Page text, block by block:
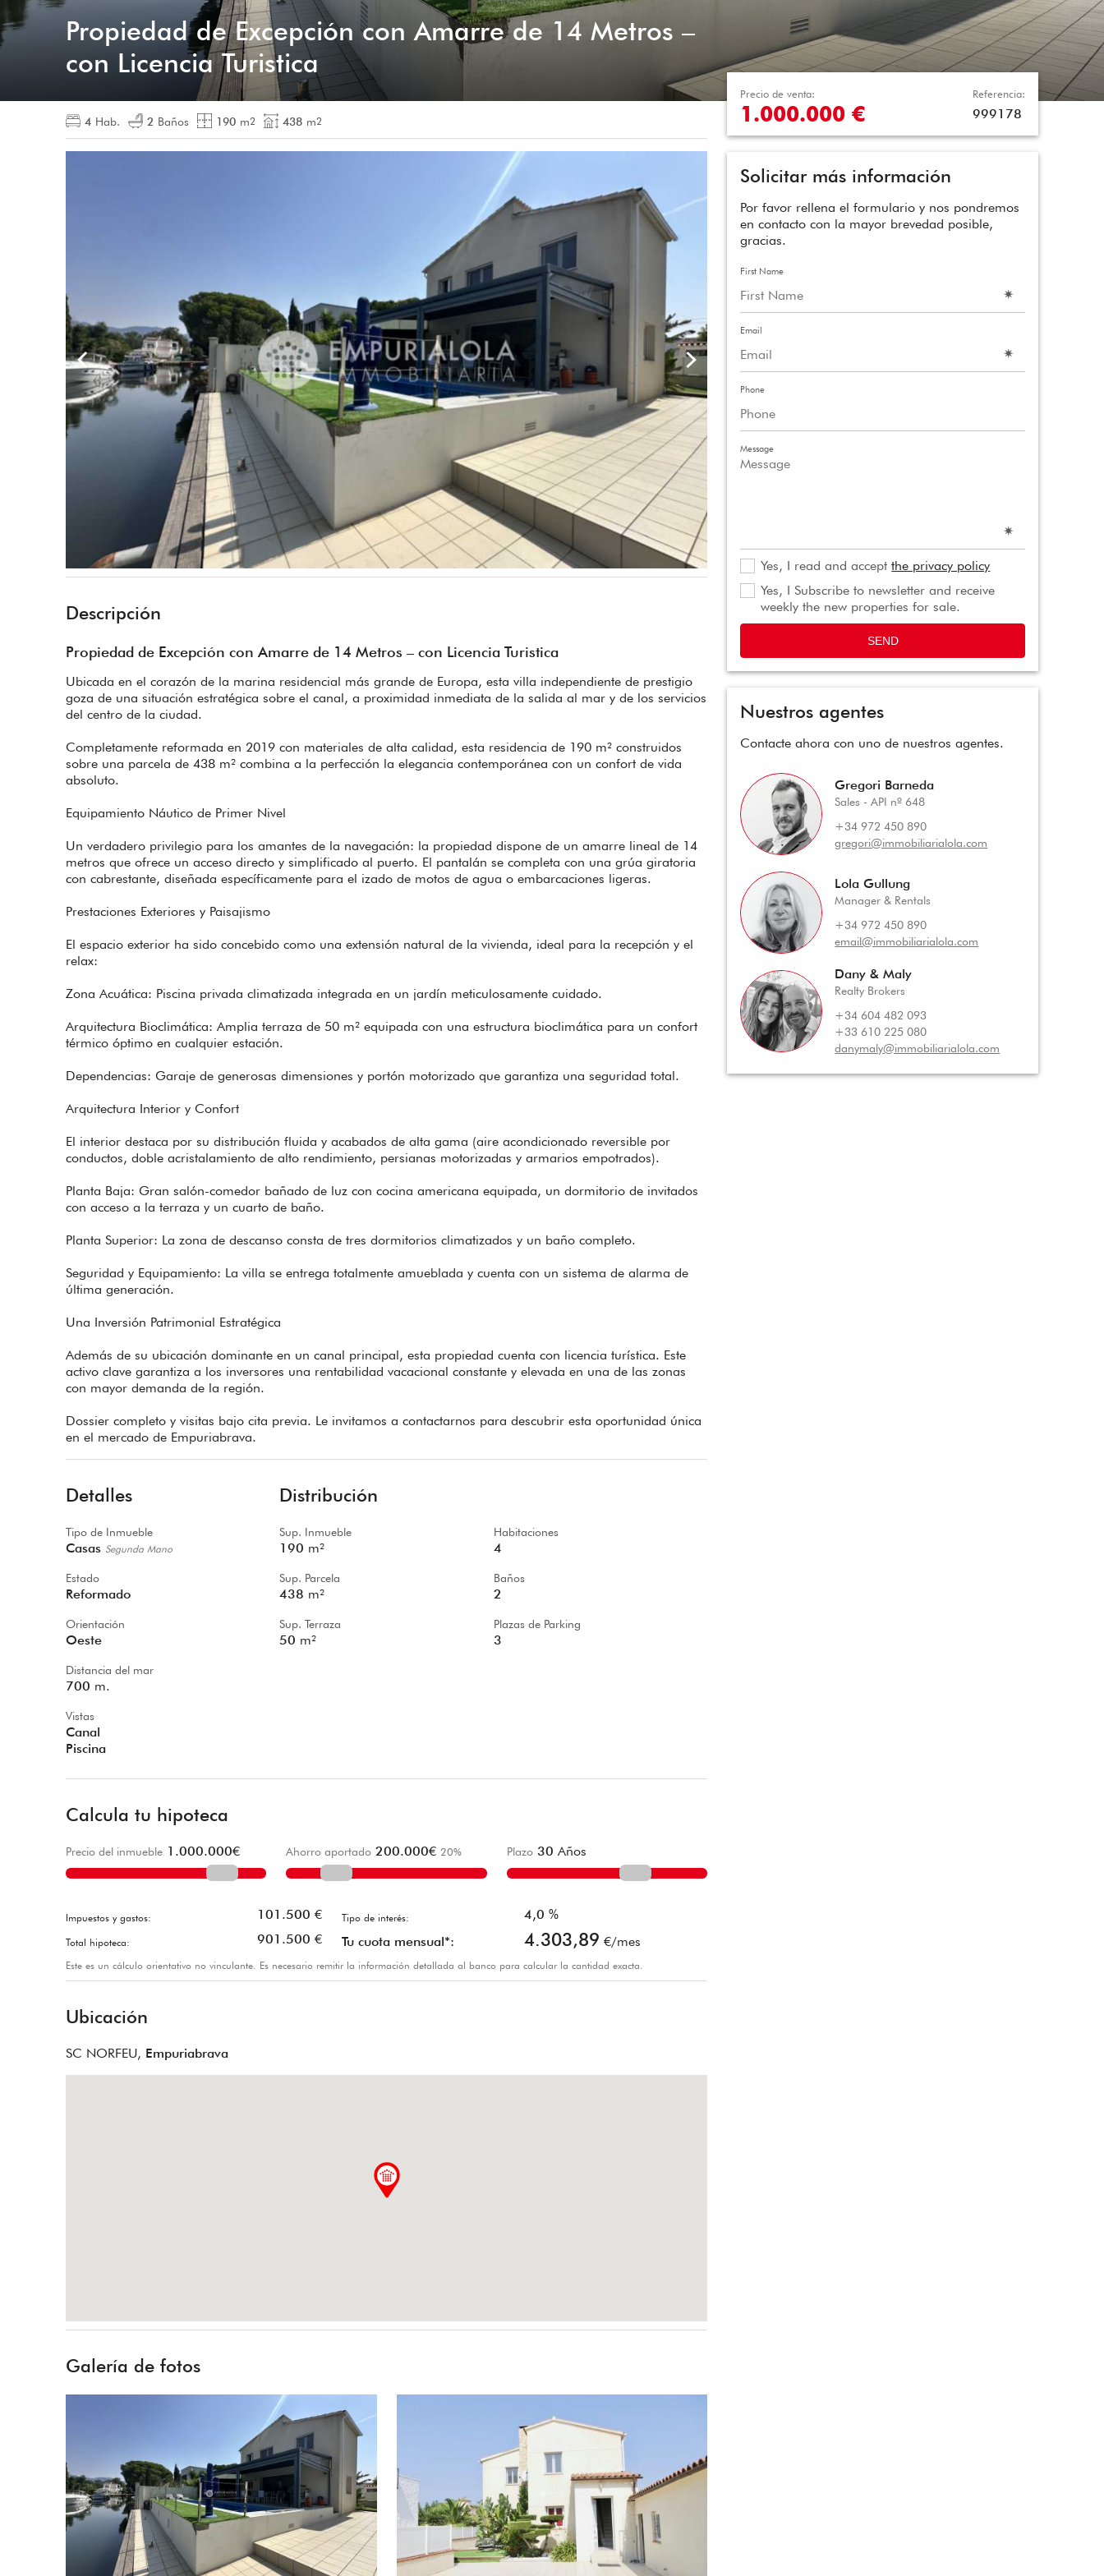
Propiedad de Excepción con Amarre de 14 Metros –
con Licencia Turistica
4 Hab. 2 Baños 190 m2 438 m2
Descripción
Propiedad de Excepción con Amarre de 14 Metros – con Licencia Turistica
Ubicada en el corazón de la marina residencial más grande de Europa, esta villa independiente de prestigio
goza de una situación estratégica sobre el canal, a proximidad inmediata de la salida al mar y de los servicios
del centro de la ciudad.
Completamente reformada en 2019 con materiales de alta calidad, esta residencia de 190 m² construidos
sobre una parcela de 438 m² combina a la perfección la elegancia contemporánea con un confort de vida
absoluto.
Equipamiento Náutico de Primer Nivel
Un verdadero privilegio para los amantes de la navegación: la propiedad dispone de un amarre lineal de 14
metros que ofrece un acceso directo y simplificado al puerto. El pantalán se completa con una grúa giratoria
con cabrestante, diseñada específicamente para el izado de motos de agua o embarcaciones ligeras.
Prestaciones Exteriores y Paisajismo
El espacio exterior ha sido concebido como una extensión natural de la vivienda, ideal para la recepción y el
relax:
Zona Acuática: Piscina privada climatizada integrada en un jardín meticulosamente cuidado.
Arquitectura Bioclimática: Amplia terraza de 50 m² equipada con una estructura bioclimática para un confort
térmico óptimo en cualquier estación.
Dependencias: Garaje de generosas dimensiones y portón motorizado que garantiza una seguridad total.
Arquitectura Interior y Confort
El interior destaca por su distribución fluida y acabados de alta gama (aire acondicionado reversible por
conductos, doble acristalamiento de alto rendimiento, persianas motorizadas y armarios empotrados).
Planta Baja: Gran salón-comedor bañado de luz con cocina americana equipada, un dormitorio de invitados
con acceso a la terraza y un cuarto de baño.
Planta Superior: La zona de descanso consta de tres dormitorios climatizados y un baño completo.
Seguridad y Equipamiento: La villa se entrega totalmente amueblada y cuenta con un sistema de alarma de
última generación.
Una Inversión Patrimonial Estratégica
Además de su ubicación dominante en un canal principal, esta propiedad cuenta con licencia turística. Este
activo clave garantiza a los inversores una rentabilidad vacacional constante y elevada en una de las zonas
con mayor demanda de la región.
Dossier completo y visitas bajo cita previa. Le invitamos a contactarnos para descubrir esta oportunidad única
en el mercado de Empuriabrava.
Detalles
Tipo de Inmueble
Casas Segunda Mano
Estado
Reformado
Orientación
Oeste
Distancia del mar
700 m.
Vistas
Canal
Piscina
Distribución
Sup. Inmueble
190 m²
Sup. Parcela
438 m²
Sup. Terraza
50 m²
Habitaciones
4
Baños
2
Plazas de Parking
3
Calcula tu hipoteca
Precio del inmueble 1.000.000€ Ahorro aportado 200.000€ 20% Plazo 30 Años
Impuestos y gastos: 101.500 €
Total hipoteca: 901.500 €
Tipo de interés: 4,0 %
Tu cuota mensual*:
4.303,89 €/mes
Este es un cálculo orientativo no vinculante. Es necesario remitir la información detallada al banco para calcular la cantidad exacta.
Ubicación
SC NORFEU, Empuriabrava
Galería de fotos
Precio de venta:
1.000.000 €
Referencia:
999178
Solicitar más información
Por favor rellena el formulario y nos pondremos
en contacto con la mayor brevedad posible,
gracias.
First Name
Email
Phone
Message
Yes, I read and acceptthe privacy policy
Yes, I Subscribe to newsletter and receive
weekly the new properties for sale.
SEND
Nuestros agentes
Contacte ahora con uno de nuestros agentes.
Gregori Barneda
Sales - API nº 648
+34 972 450 890
gregori@immobiliarialola.com
Lola Gullung
Manager & Rentals
+34 972 450 890
email@immobiliarialola.com
Dany & Maly
Realty Brokers
+34 604 482 093
+33 610 225 080
danymaly@immobiliarialola.com